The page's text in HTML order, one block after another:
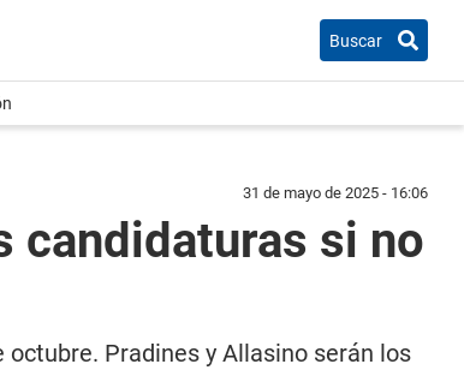
Buscar
31 de mayo de 2025 - 16:06
candidaturas si no
Pradines y Allasino serán los